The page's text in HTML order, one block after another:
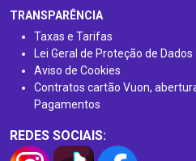
TRANSPARÊNCIA
Taxas e Tarifas
Lei Geral de Proteção de Dados
Aviso de Cookies
Contratos cartão Vuon,
Pagamentos
REDES SOCIAIS: